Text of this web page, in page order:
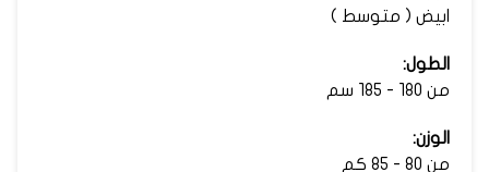
ابيض ( متوسط )
الطول:
من 180 - 185 سم
الوزن:
من 80 - 85 كم